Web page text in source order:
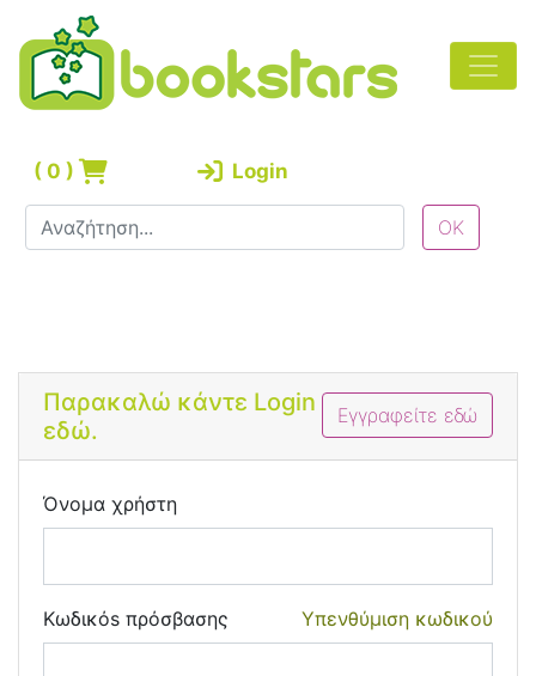
( 0 ) Login
Εγγραφείτε εδώ
Παρακαλώ κάντε Login
εδώ.
Όνομα χρήστη
Υπενθύμιση κωδικού
Κωδικόs πρόσβασης